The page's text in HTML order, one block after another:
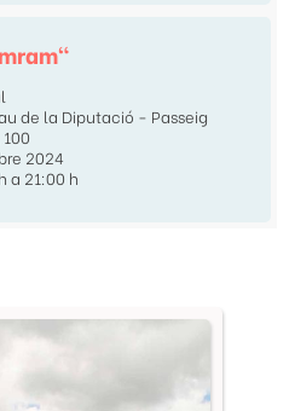
de la Diputació - Passeig
2024
a 21:00 h